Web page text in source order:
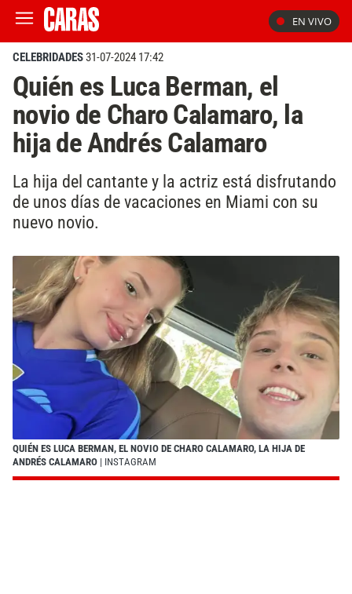
EN VIVO
CELEBRIDADES31-07-2024 17:42
Quién es Luca Berman, el
novio de Charo Calamaro, la
hija de Andrés Calamaro
La hija del cantante y la actriz está disfrutando
de unos días de vacaciones en Miami con su
nuevo novio.
QUIÉN ES LUCA BERMAN, EL NOVIO DE CHARO CALAMARO, LA HIJA DE
ANDRÉS CALAMARO | INSTAGRAM